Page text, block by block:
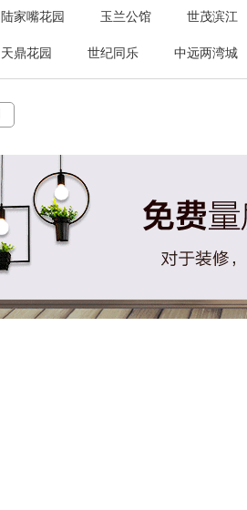
陆家嘴花园 玉兰公馆 世茂滨江
天鼎花园 世纪同乐 中远两湾城